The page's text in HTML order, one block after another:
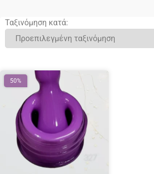
Ταξινόμηση κατά:
50%